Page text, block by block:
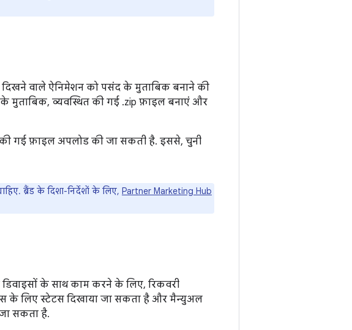
दिखने वाले ऐनिमेशन को पसंद के मुताबिक बनाने की
मुताबिक, व्यवस्थित की गई .zip फ़ाइल बनाएं और
गई फ़ाइल अपलोड की जा सकती है. इससे, चुनी
ब्रैंड के दिशा-निर्देशों के लिए, Partner Marketing Hub
के साथ काम करने के लिए, रिकवरी
के लिए स्टेटस दिखाया जा सकता है और मैन्युअल
सकता है.